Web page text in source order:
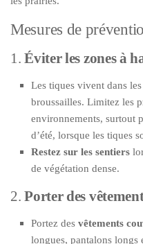
Mesures de
1.Éviter les zones à
Les tiques vivent dans
broussailles. Limitez les
environnements, surtout
d’été, lorsque les tiques
Restez sur les sentiers
de végétation dense.
2.Porter des
Portez des vêtements
longues, pantalons longs